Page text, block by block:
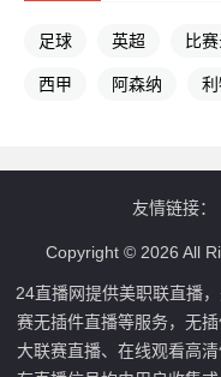
足球 英超 比
西甲 阿森纳
友情链接：
Copyright © 2026 All
24直播网提供美职联直播
赛无插件直播等服务，无
大联赛直播、在线观看高